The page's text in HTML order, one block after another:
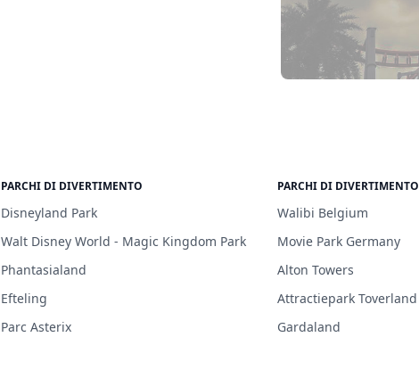
PARCHI DI DIVERTIMENTO
Disneyland Park
Walt Disney World - Magic Kingdom Park
Phantasialand
Efteling
Parc Asterix
PARCHI DI DIVERTIMENTO
Walibi Belgium
Movie Park Germany
Alton Towers
Attractiepark Toverland
Gardaland